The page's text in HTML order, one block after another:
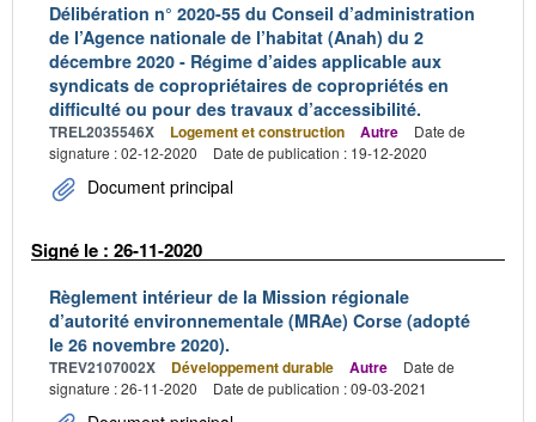
Délibération n° 2020-55 du Conseil d’administration
de l’Agence nationale de l’habitat (Anah) du 2
décembre 2020 - Régime d’aides applicable aux
syndicats de copropriétaires de copropriétés en
difficulté ou pour des travaux d’accessibilité.
TREL2035546X Logement et construction Autre
Date de
signature : 02-12-2020
Date de publication : 19-12-2020
Document principal
Signé le : 26-11-2020
Règlement intérieur de la Mission régionale
d’autorité environnementale (MRAe) Corse (adopté
le 26 novembre 2020).
TREV2107002X Développement durable Autre
Date de
signature : 26-11-2020
Date de publication : 09-03-2021